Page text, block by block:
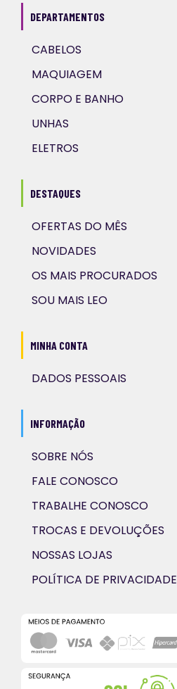
DEPARTAMENTOS
CABELOS
MAQUIAGEM
CORPO E BANHO
UNHAS
ELETROS
DESTAQUES
OFERTAS DO MÊS
NOVIDADES
OS MAIS PROCURADOS
SOU MAIS LEO
MINHA CONTA
DADOS PESSOAIS
INFORMAÇÃO
SOBRE NÓS
FALE CONOSCO
TRABALHE CONOSCO
TROCAS E DEVOLUÇÕES
NOSSAS LOJAS
POLÍTICA DE PRIVACIDADE